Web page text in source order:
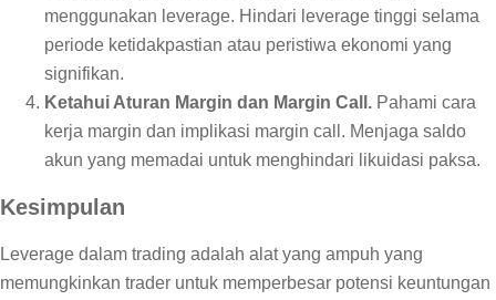
menggunakan leverage. Hindari leverage tinggi selama
periode ketidakpastian atau peristiwa ekonomi yang
signifikan.
Ketahui Aturan Margin dan Margin Call. Pahami cara
kerja margin dan implikasi margin call. Menjaga saldo
akun yang memadai untuk menghindari likuidasi paksa.
Kesimpulan
Leverage dalam trading adalah alat yang ampuh yang
memungkinkan trader untuk memperbesar potensi keuntungan